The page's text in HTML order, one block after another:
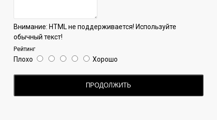
Внимание: HTML не поддерживается! Используйте
обычный текст!
Рейтинг
Плохо Хорошо
ПРОДОЛЖИТЬ